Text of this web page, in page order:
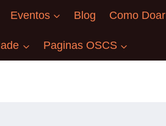
Eventos Blog Como Doar
Paginas OSCS